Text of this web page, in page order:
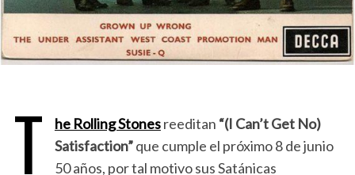
T he Rolling Stonesreeditan “(I Can’t Get No)
Satisfaction”que cumple el próximo 8 de junio
50 años, por tal motivo sus Satánicas